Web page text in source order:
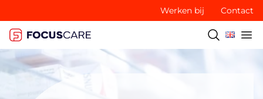
Werken bij Contact